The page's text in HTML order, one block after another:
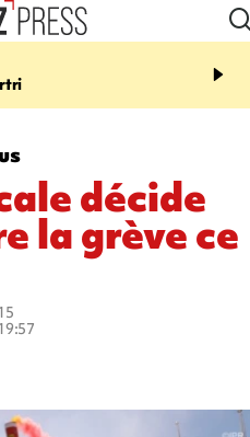
13:09
Des
font cinq morts en
décide
la grève ce